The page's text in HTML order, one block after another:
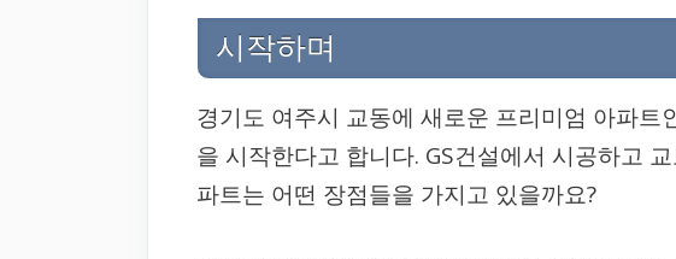
시작하며
경기도 여주시 교동에 새로운 프리미엄 아파트
을 시작한다고 합니다. GS건설에서 시공하고
파트는 어떤 장점들을 가지고 있을까요?